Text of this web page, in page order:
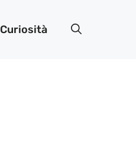
Curiosità